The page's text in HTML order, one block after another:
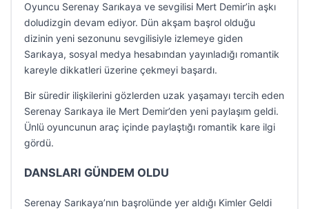
Oyuncu Serenay Sarıkaya ve sevgilisi Mert Demir’in aşkı
doludizgin devam ediyor. Dün akşam başrol olduğu
dizinin yeni sezonunu sevgilisiyle izlemeye giden
Sarıkaya, sosyal medya hesabından yayınladığı romantik
kareyle dikkatleri üzerine çekmeyi başardı.
Bir süredir ilişkilerini gözlerden uzak yaşamayı tercih eden
Serenay Sarıkaya ile Mert Demir’den yeni paylaşım geldi.
Ünlü oyuncunun araç içinde paylaştığı romantik kare ilgi
gördü.
DANSLARI GÜNDEM OLDU
Serenay Sarıkaya’nın başrolünde yer aldığı Kimler Geldi